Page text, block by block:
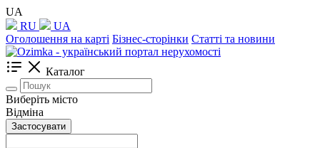
UA
RU
UA
Оголошення на карті Бізнес-сторінки Статті та новини
Каталог
Виберіть місто
Відміна
Застосувати